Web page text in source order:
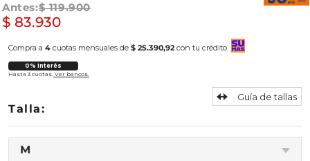
$ 119.900
$ 83.930
Compra a 4 cuotas mensuales de $ 25.390,92 con tu crédito
0% Interés
Hasta 3 cuotas. Ver bancos.
M
Guía de tallas